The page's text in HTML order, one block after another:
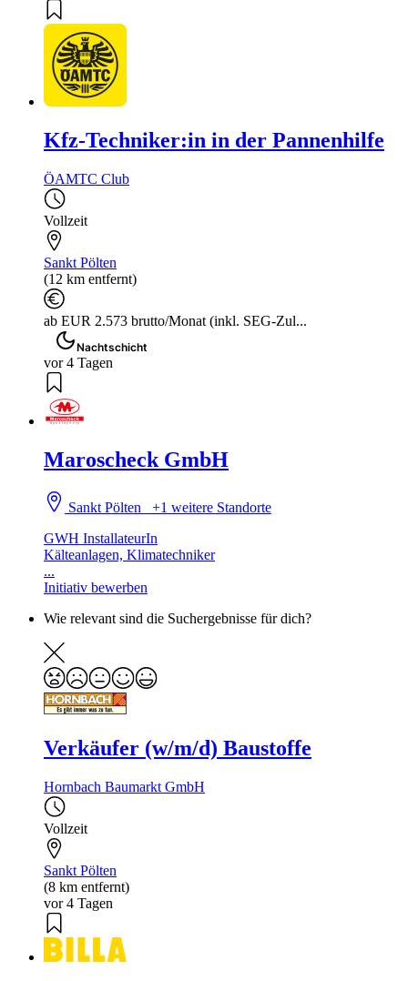
Kfz-Techniker:in in der Pannenhilfe
ÖAMTC Club
Vollzeit
Sankt Pölten
(12 km entfernt)
ab EUR 2.573 brutto/Monat (inkl. SEG-Zul...
Nachtschicht
vor 4 Tagen
Maroscheck GmbH
Sankt Pölten+1 weitere Standorte
GWH InstallateurIn
Kälteanlagen, Klimatechniker
...
Initiativ bewerben
Wie relevant sind die Suchergebnisse für dich?
Verkäufer (w/m/d) Baustoffe
Hornbach Baumarkt GmbH
Vollzeit
Sankt Pölten
(8 km entfernt)
vor 4 Tagen